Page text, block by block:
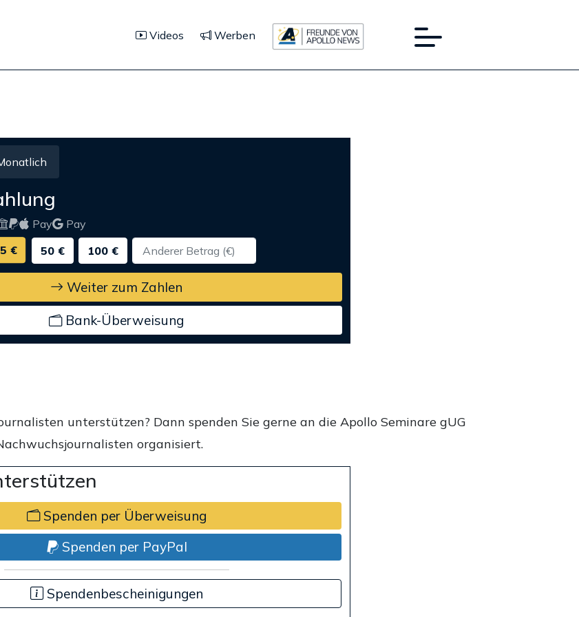
Videos Werben
Pay
Pay
€ 50 € 100 €
Weiter zum Zahlen
Bank-Überweisung
unterstützen? Dann spenden Sie gerne an die Apollo Seminare gUG
organisiert.
Spenden per Überweisung
Spenden per PayPal
Spendenbescheinigungen